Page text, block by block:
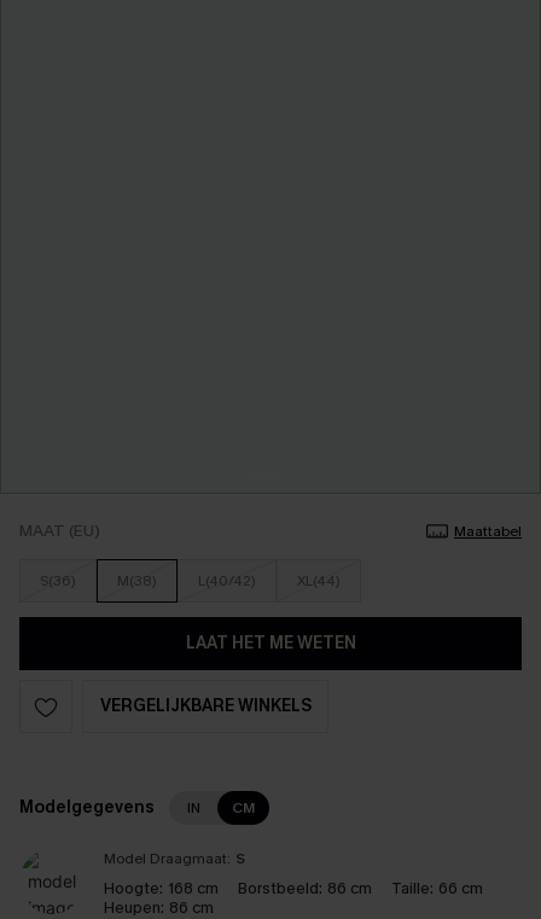
MAAT (EU) Maattabel
S(36) M(38) L(40/42) XL(44)
LAAT HET ME WETEN
VERGELIJKBARE WINKELS
Modelgegevens IN CM
Model Draagmaat: S
Hoogte: 168 cm Borstbeeld: 86 cm Taille: 66 cm
Heupen: 86 cm